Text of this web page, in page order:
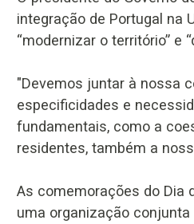
integração de Portugal na
“modernizar o território” e
"Devemos juntar à nossa
especificidades e
fundamentais, como a
residentes, também a
As comemorações do Dia
uma organização conjunta